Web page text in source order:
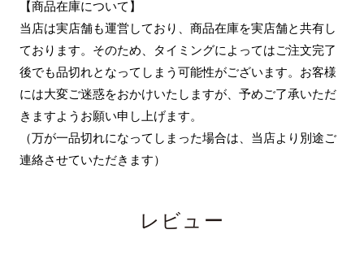
【商品在庫について】
当店は実店舗も運営しており、商品在庫を実店舗と共有し
ております。そのため、タイミングによってはご注文完了
後でも品切れとなってしまう可能性がございます。お客様
には大変ご迷惑をおかけいたしますが、予めご了承いただ
きますようお願い申し上げます。
（万が一品切れになってしまった場合は、当店より別途ご
連絡させていただきます）
レビュー